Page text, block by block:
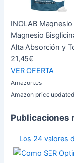
INOLAB
Magnesio
Alta Absorción y
21,45€
VER OFERTA
Amazon.es
Amazon price
Publicaciones
Los 24 valores